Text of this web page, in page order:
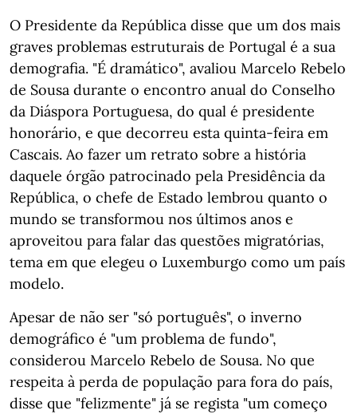
O Presidente da República disse que um dos mais
graves problemas estruturais de Portugal é a sua
demografia. "É dramático", avaliou Marcelo Rebelo
de Sousa durante o encontro anual do Conselho
da Diáspora Portuguesa, do qual é presidente
honorário, e que decorreu esta quinta-feira em
Cascais. Ao fazer um retrato sobre a história
daquele órgão patrocinado pela Presidência da
República, o chefe de Estado lembrou quanto o
mundo se transformou nos últimos anos e
aproveitou para falar das questões migratórias,
tema em que elegeu o Luxemburgo como um país
modelo.
Apesar de não ser "só português", o inverno
demográfico é "um problema de fundo",
considerou Marcelo Rebelo de Sousa. No que
respeita à perda de população para fora do país,
disse que "felizmente" já se regista "um começo